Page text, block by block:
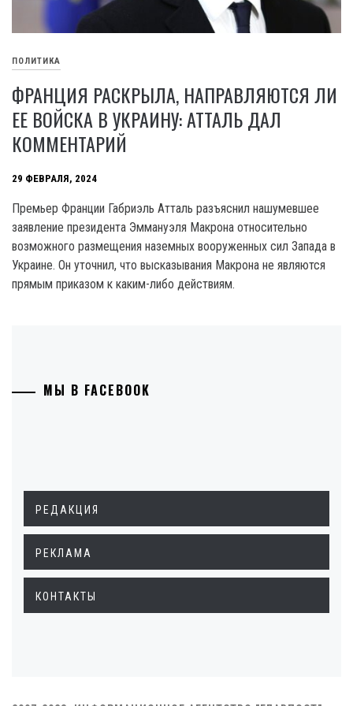
ПОЛИТИКА
ФРАНЦИЯ РАСКРЫЛА, НАПРАВЛЯЮТСЯ ЛИ
ЕЕ ВОЙСКА В УКРАИНУ: АТТАЛЬ ДАЛ
КОММЕНТАРИЙ
29 ФЕВРАЛЯ, 2024
Премьер Франции Габриэль Атталь разъяснил нашумевшее
заявление президента Эммануэля Макрона относительно
возможного размещения наземных вооруженных сил Запада в
Украине. Он уточнил, что высказывания Макрона не являются
прямым приказом к каким-либо действиям.
МЫ В FACEBOOK
РЕДАКЦИЯ
РЕКЛАМА
КОНТАКТЫ